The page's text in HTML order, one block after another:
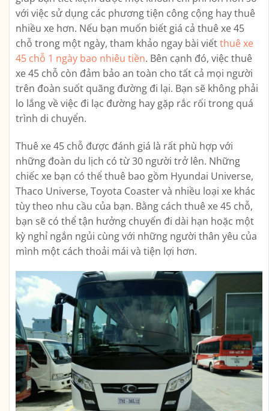
với việc sử dụng các phương tiện công cộng hay thuê
nhiều xe hơn. Nếu bạn muốn biết giá cả thuê xe 45
chỗ trong một ngày, tham khảo ngay bài viếtthuê xe
45 chỗ 1 ngày bao nhiêu tiền. Bên cạnh đó, việc thuê
xe 45 chỗ còn đảm bảo an toàn cho tất cả mọi người
trên đoàn suốt quãng đường đi lại. Bạn sẽ không phải
lo lắng về việc đi lạc đường hay gặp rắc rối trong quá
trình di chuyển.
Thuê xe 45 chỗ được đánh giá là rất phù hợp với
những đoàn du lịch có từ 30 người trở lên. Những
chiếc xe bạn có thể thuê bao gồm Hyundai Universe,
Thaco Universe, Toyota Coaster và nhiều loại xe khác
tùy theo nhu cầu của bạn. Bằng cách thuê xe 45 chỗ,
bạn sẽ có thể tận hưởng chuyến đi dài hạn hoặc một
kỳ nghỉ ngắn ngủi cùng với những người thân yêu của
mình một cách thoải mái và tiện lợi hơn.